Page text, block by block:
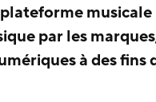
par les
à des fins